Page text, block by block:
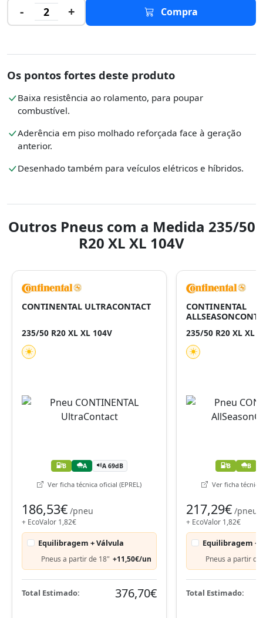
- 2 + Compra
Os pontos fortes deste produto
Baixa resistência ao rolamento, para poupar
combustível.
Aderência em piso molhado reforçada face à geração
anterior.
Desenhado também para veículos elétricos e híbridos.
Outros Pneus com a Medida 235/50
R20 XL XL 104V
CONTINENTAL ULTRACONTACT
235/50 R20 XL XL 104V
B A A 69dB
Ver ficha técnica oficial (EPREL)
186,53€ /pneu
+ EcoValor 1,82€
Equilibragem + Válvula
Pneus a partir de 18" +11,50€/un
Total Estimado: 376,70€
CONTINENTAL
235/50 R20 XL XL
B B
Ver ficha técnica
217,29€ /pneu
+ EcoValor 1,82€
Equilibragem +
Pneus a partir
Total Estimado: